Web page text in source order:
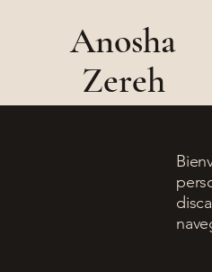
Anosha
Zereh